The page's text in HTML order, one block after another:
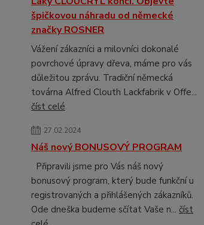
špičkovou náhradu od německé
značky ROSNER
Vážení zákazníci a milovníci dokonalé
povrchové úpravy dřeva, máme pro vás
důležitou zprávu. Tradiční německá
továrna Alfred Clouth Lackfabrik v Offe...
číst celé
27.02.2024
Náš nový BONUSOVÝ PROGRAM
Připravili jsme pro Vás náš nový
bonusový program, který bude funkční u
registrovaných a přihlášených zákazníků.
Ode dneška budeme sčítat Vaše n... číst